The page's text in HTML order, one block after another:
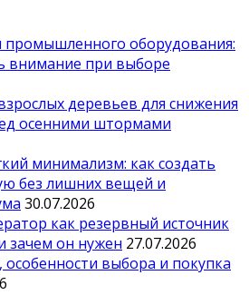
промышленного оборудования:
внимание при выборе
деревьев для снижения
осенними штормами
минимализм: как создать
без лишних вещей и
30.07.2026
как резервный источник
зачем он нужен 27.07.2026
выбора и покупка